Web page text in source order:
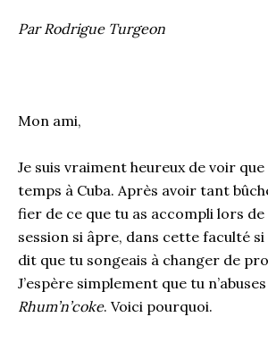
Par Rodrigue Turgeon
Mon ami,
Je suis vraiment heureux de voir
temps à Cuba. Après avoir tant
fier de ce que tu as accompli lors
session si âpre, dans cette faculté si
dit que tu songeais à changer de
J’espère simplement que tu
Rhum’n’coke. Voici pourquoi.